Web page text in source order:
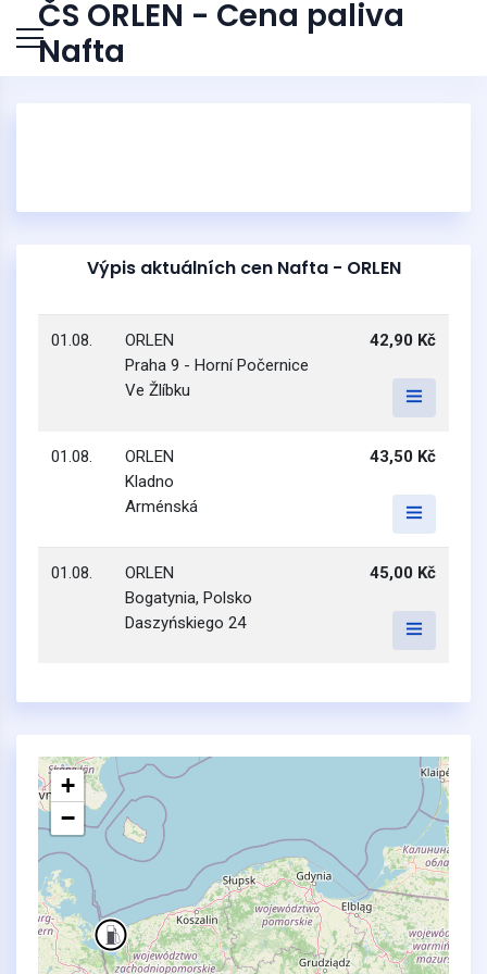
ČS ORLEN - Cena paliva
Nafta
Výpis aktuálních cen Nafta - ORLEN
01.08.
ORLEN
Praha 9 - Horní Počernice
Ve Žlíbku
42,90 Kč
01.08.
ORLEN
Kladno
Arménská
43,50 Kč
01.08.
ORLEN
Bogatynia, Polsko
Daszyńskiego 24
45,00 Kč
+
−